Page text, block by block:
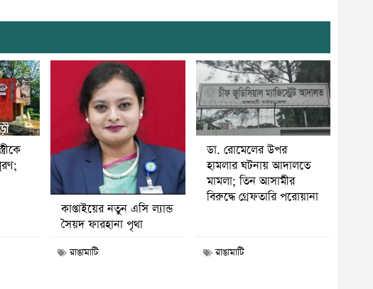
কাপ্তাইয়ের নতুন এসি ল্যান্ড
সৈয়দ ফারহানা পৃথা
রাঙামাটি
ডা. রোমেলের উপর
হামলার ঘটনায় আদালতে
মামলা; তিন আসামীর
বিরুদ্ধে গ্রেফতারি পরোয়ানা
রাঙামাটি